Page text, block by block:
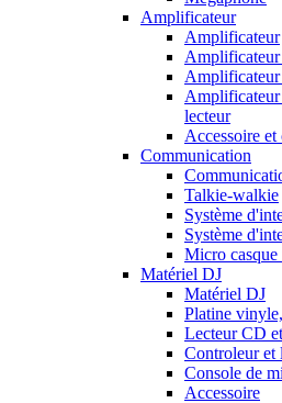
Amplificateur
Amplificateur
Amplificateur
Amplificateur
lecteur
Accessoire et
Communication
Talkie-walkie
Système
Système
Micro
Matériel DJ
Matériel DJ
Platine
Lecteur CD
Controleur et
Console de
Accessoire